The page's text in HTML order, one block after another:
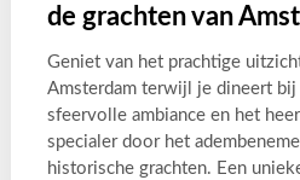
de grachten van
Geniet van het prachtige
Amsterdam terwijl je dineert bij
sfeervolle ambiance en het
specialer door het
historische grachten. Een